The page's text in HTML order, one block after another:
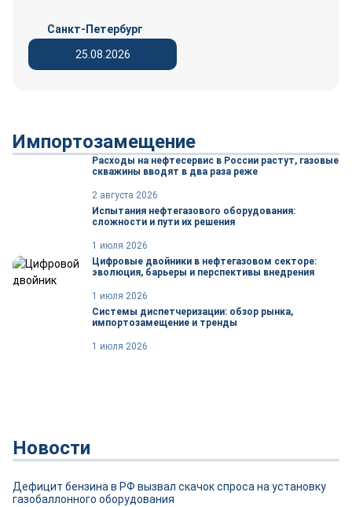
25.08.2026
Санкт-Петербург
Импортозамещение
Расходы на нефтесервис в России растут, газовые
скважины вводят в два раза реже
2 августа 2026
Испытания нефтегазового оборудования:
сложности и пути их решения
1 июля 2026
Цифровые двойники в нефтегазовом секторе:
эволюция, барьеры и перспективы внедрения
1 июля 2026
Системы диспетчеризации: обзор рынка,
импортозамещение и тренды
1 июля 2026
Новости
Дефицит бензина в РФ вызвал скачок спроса на установку
газобаллонного оборудования